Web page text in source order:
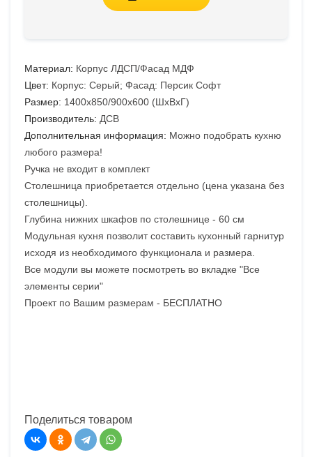
Материал: Корпус ЛДСП/Фасад МДФ
Цвет: Корпус: Серый; Фасад: Персик Софт
Размер: 1400х850/900х600 (ШхВхГ)
Производитель: ДСВ
Дополнительная информация: Можно подобрать кухню
любого размера!
Ручка не входит в комплект
Столешница приобретается отдельно (цена указана без
столешницы).
Глубина нижних шкафов по столешнице - 60 см
Модульная кухня позволит составить кухонный гарнитур
исходя из необходимого функционала и размера.
Все модули вы можете посмотреть во вкладке "Все
элементы серии"
Проект по Вашим размерам - БЕСПЛАТНО
Поделиться товаром